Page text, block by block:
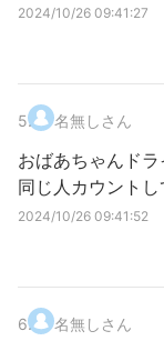
2024/10/26 09:41:27
5. 名無しさん
おばあちゃんド
同じ人カウントし
2024/10/26 09:41:52
6. 名無しさん